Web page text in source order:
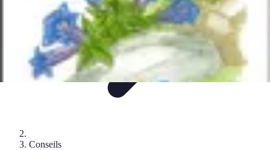
Conseils